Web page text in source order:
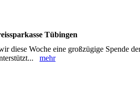
Tübingen
diese Woche eine großzügige Spende
mehr